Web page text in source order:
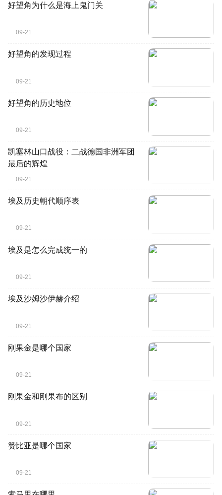
好望角为什么是海上鬼门关
09-21
好望角的发现过程
09-21
好望角的历史地位
09-21
凯塞林山口战役：二战德国非洲军团
最后的辉煌
09-21
埃及历史朝代顺序表
09-21
埃及是怎么完成统一的
09-21
埃及沙姆沙伊赫介绍
09-21
刚果金是哪个国家
09-21
刚果金和刚果布的区别
09-21
赞比亚是哪个国家
09-21